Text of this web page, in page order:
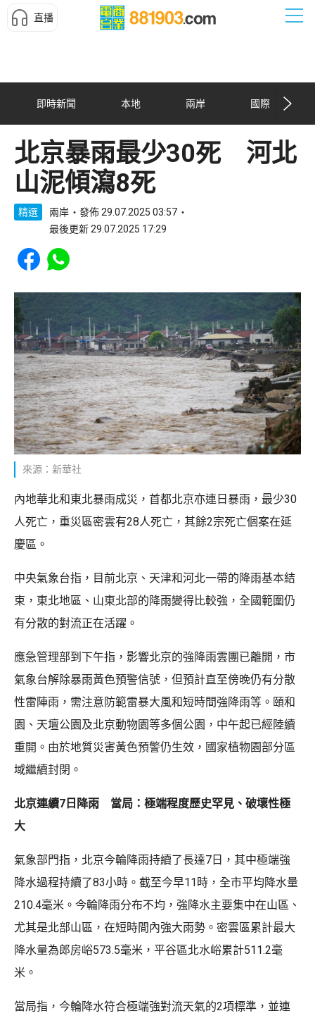
直播
即時新聞 本地 兩岸 國際
北京暴雨最少30死 河北
山泥傾瀉8死
精選 兩岸
發佈 29.07.2025 03:57
最後更新 29.07.2025 17:29
Share to Facebook
Share to WhatsApp
來源：新華社
內地華北和東北暴雨成災，首都北京亦連日暴雨，最少30
人死亡，重災區密雲有28人死亡，其餘2宗死亡個案在延
慶區。
中央氣象台指，目前北京、天津和河北一帶的降雨基本結
束，東北地區、山東北部的降雨變得比較強，全國範圍仍
有分散的對流正在活躍。
應急管理部到下午指，影響北京的強降雨雲團已離開，市
氣象台解除暴雨黃色預警信號，但預計直至傍晚仍有分散
性雷陣雨，需注意防範雷暴大風和短時間強降雨等。頤和
園、天壇公園及北京動物園等多個公園，中午起已經陸續
重開。由於地質災害黃色預警仍生效，國家植物園部分區
域繼續封閉。
北京連續7日降雨 當局：極端程度歷史罕見、破壞性極
大
氣象部門指，北京今輪降雨持續了長達7日，其中極端強
降水過程持續了83小時。截至今早11時，全市平均降水量
210.4毫米。今輪降雨分布不均，強降水主要集中在山區、
尤其是北部山區，在短時間內強大雨勢。密雲區累計最大
降水量為郎房峪573.5毫米，平谷區北水峪累計511.2毫
米。
當局指，今輪降水符合極端強對流天氣的2項標準，並連